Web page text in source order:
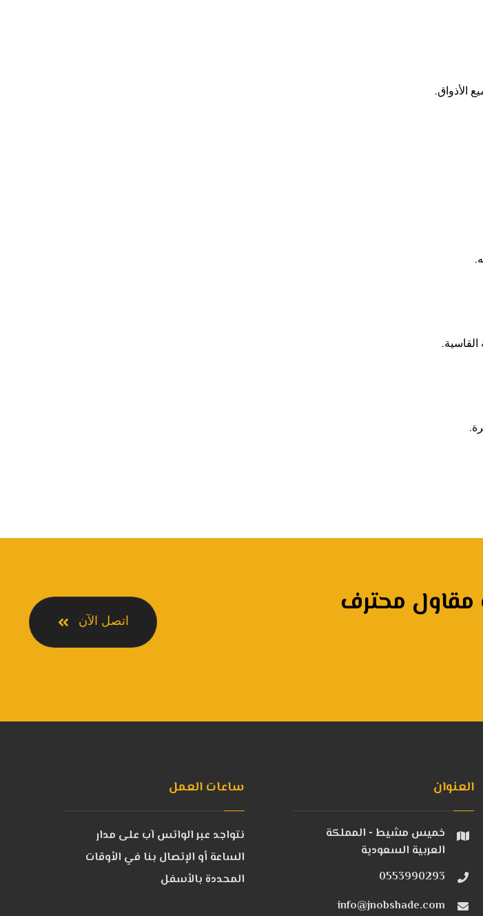
الأذواق.
محترف
اتصل الآن
العنوان
خميس مشيط - المملكة
العربية السعودية
0553990293
info@jnobshade.com
ساعات العمل
نتواجد عبر الواتس آب على مدار
الساعة أو الإتصال بنا في الأوقات
المحددة بالأسفل